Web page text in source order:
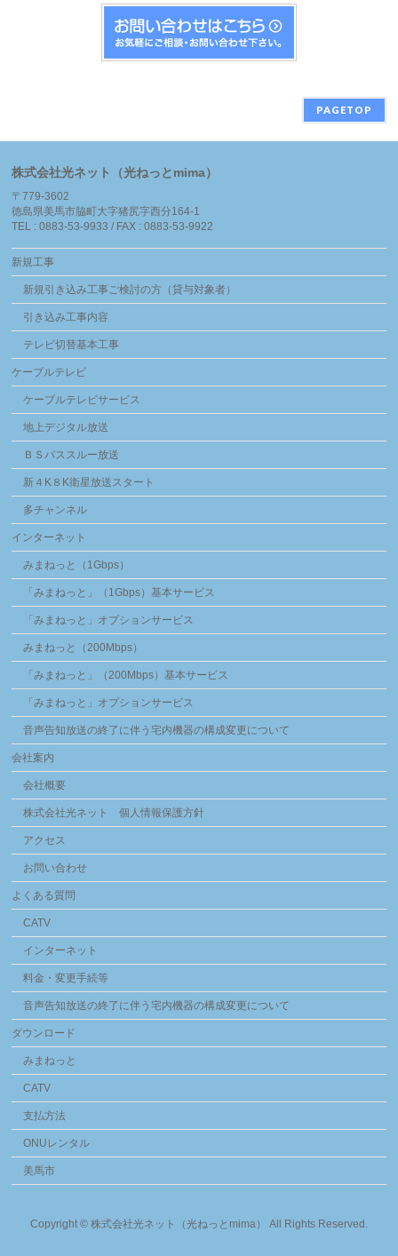
PAGETOP
株式会社光ネット（光ねっとmima）
〒779-3602
徳島県美馬市脇町大字猪尻字西分164-1
TEL : 0883-53-9933 / FAX : 0883-53-9922
新規工事
新規引き込み工事ご検討の方（貸与対象者）
引き込み工事内容
テレビ切替基本工事
ケーブルテレビ
ケーブルテレビサービス
地上デジタル放送
ＢＳパススルー放送
新４K８K衛星放送スタート
多チャンネル
インターネット
みまねっと（1Gbps）
「みまねっと」（1Gbps）基本サービス
「みまねっと」オプションサービス
みまねっと（200Mbps）
「みまねっと」（200Mbps）基本サービス
「みまねっと」オプションサービス
音声告知放送の終了に伴う宅内機器の構成変更について
会社案内
会社概要
株式会社光ネット 個人情報保護方針
アクセス
お問い合わせ
よくある質問
CATV
インターネット
料金・変更手続等
音声告知放送の終了に伴う宅内機器の構成変更について
ダウンロード
みまねっと
CATV
支払方法
ONUレンタル
美馬市
Copyright © 株式会社光ネット（光ねっとmima） All Rights Reserved.